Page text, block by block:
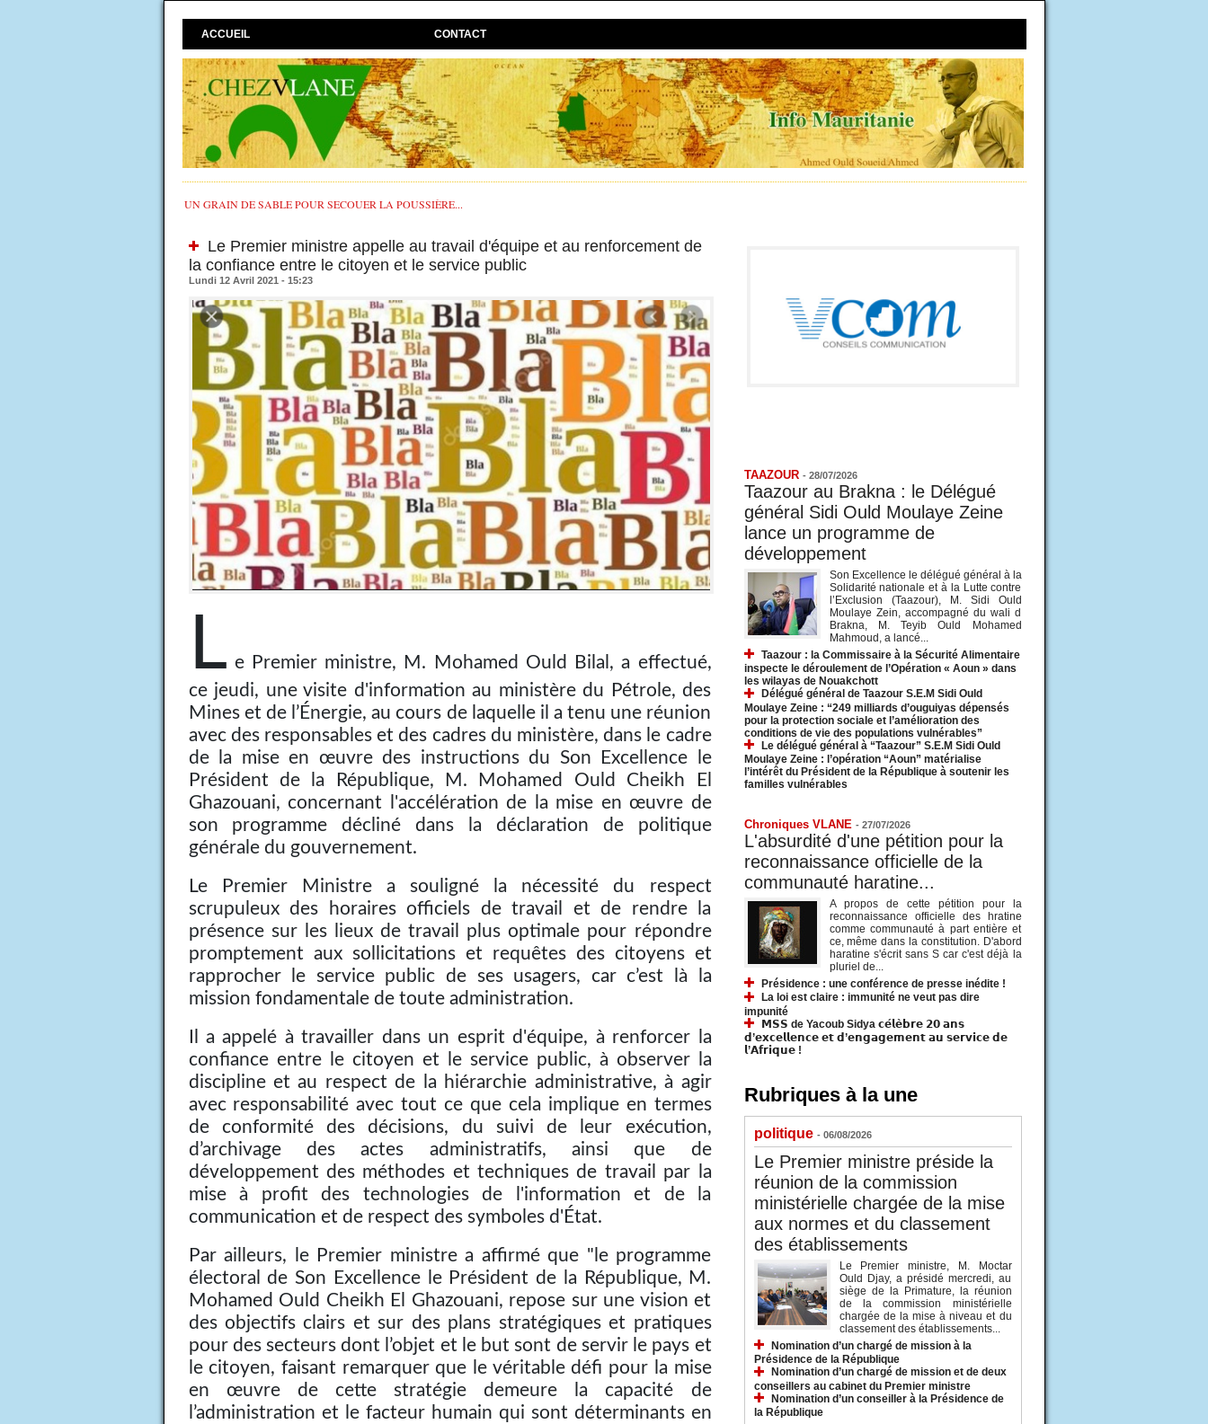
ACCUEIL CONTACT
UN GRAIN DE SABLE POUR SECOUER LA POUSSIÈRE...
Le Premier ministre appelle au travail d'équipe et au renforcement de
la confiance entre le citoyen et le service public
Lundi 12 Avril 2021 - 15:23
L e Premier ministre, M. Mohamed Ould Bilal, a effectué,
ce jeudi, une visite d'information au ministère du Pétrole, des
Mines et de l’Énergie, au cours de laquelle il a tenu une réunion
avec des responsables et des cadres du ministère, dans le cadre
de la mise en œuvre des instructions du Son Excellence le
Président de la République, M. Mohamed Ould Cheikh El
Ghazouani, concernant l'accélération de la mise en œuvre de
son programme décliné dans la déclaration de politique
générale du gouvernement.
Le Premier Ministre a souligné la nécessité du respect
scrupuleux des horaires officiels de travail et de rendre la
présence sur les lieux de travail plus optimale pour répondre
promptement aux sollicitations et requêtes des citoyens et
rapprocher le service public de ses usagers, car c’est là la
mission fondamentale de toute administration.
Il a appelé à travailler dans un esprit d'équipe, à renforcer la
confiance entre le citoyen et le service public, à observer la
discipline et au respect de la hiérarchie administrative, à agir
avec responsabilité avec tout ce que cela implique en termes
de conformité des décisions, du suivi de leur exécution,
d’archivage des actes administratifs, ainsi que de
développement des méthodes et techniques de travail par la
mise à profit des technologies de l'information et de la
communication et de respect des symboles d'État.
Par ailleurs, le Premier ministre a affirmé que "le programme
électoral de Son Excellence le Président de la République, M.
Mohamed Ould Cheikh El Ghazouani, repose sur une vision et
des objectifs clairs et sur des plans stratégiques et pratiques
pour des secteurs dont l’objet et le but sont de servir le pays et
le citoyen, faisant remarquer que le véritable défi pour la mise
en œuvre de cette stratégie demeure la capacité de
l’administration et le facteur humain qui sont déterminants en
TAAZOUR - 28/07/2026
Taazour au Brakna : le Délégué
général Sidi Ould Moulaye Zeine
lance un programme de
développement
Son Excellence le délégué général à la
Solidarité nationale et à la Lutte contre
l’Exclusion (Taazour), M. Sidi Ould
Moulaye Zein, accompagné du wali d
Brakna, M. Teyib Ould Mohamed
Mahmoud, a lancé...
Taazour : la Commissaire à la Sécurité Alimentaire
inspecte le déroulement de l’Opération « Aoun » dans
les wilayas de Nouakchott
Délégué général de Taazour S.E.M Sidi Ould
Moulaye Zeine : “249 milliards d’ouguiyas dépensés
pour la protection sociale et l’amélioration des
conditions de vie des populations vulnérables”
Le délégué général à “Taazour” S.E.M Sidi Ould
Moulaye Zeine : l’opération “Aoun” matérialise
l’intérêt du Président de la République à soutenir les
familles vulnérables
Chroniques VLANE - 27/07/2026
L'absurdité d'une pétition pour la
reconnaissance officielle de la
communauté haratine...
A propos de cette pétition pour la
reconnaissance officielle des hratine
comme communauté à part entière et
ce, même dans la constitution. D'abord
haratine s'écrit sans S car c'est déjà la
pluriel de...
Présidence : une conférence de presse inédite !
La loi est claire : immunité ne veut pas dire
impunité
𝗠𝗦𝗦 de Yacoub Sidya 𝗰𝗲́𝗹𝗲̀𝗯𝗿𝗲 𝟮𝟬 𝗮𝗻𝘀
𝗱’𝗲𝘅𝗰𝗲𝗹𝗹𝗲𝗻𝗰𝗲 𝗲𝘁 𝗱’𝗲𝗻𝗴𝗮𝗴𝗲𝗺𝗲𝗻𝘁 𝗮𝘂 𝘀𝗲𝗿𝘃𝗶𝗰𝗲 𝗱𝗲
𝗹’𝗔𝗳𝗿𝗶𝗾𝘂𝗲 !
Rubriques à la une
politique - 06/08/2026
Le Premier ministre préside la
réunion de la commission
ministérielle chargée de la mise
aux normes et du classement
des établissements
Le Premier ministre, M. Moctar
Ould Djay, a présidé mercredi, au
siège de la Primature, la réunion
de la commission ministérielle
chargée de la mise à niveau et du
classement des établissements...
Nomination d’un chargé de mission à la
Présidence de la République
Nomination d’un chargé de mission et de deux
conseillers au cabinet du Premier ministre
Nomination d’un conseiller à la Présidence de
la République